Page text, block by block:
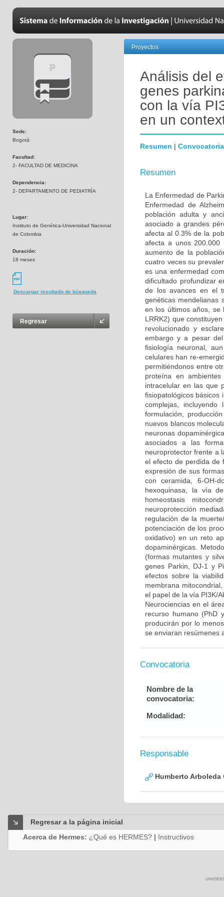
Sede:
Bogotá
Facultad:
2- FACULTAD DE MEDICINA
Dependencia:
2- DEPARTAMENTO DE PEDIATRÍA
Lugar:
Instituto de Genética-Universidad Nacional
de Colombia
Duración:
18 meses
Descargar resultado de búsqueda
Regresar
Proyectos
Análisis del
genes
con la vía
en un
Resumen | Convocatoria
Resumen
La Enfermedad de
Enfermedad de
población adulta y
asociado a grandes
afecta al 0.3% de la
afecta a unos 200.000
aumento de la
cuatro veces su
es una enfermedad
dificultado profundizar
de los avances en el
genéticas mendelianas
en los últimos años, se
LRRK2) que
revolucionado y
embargo y a pesar
fisiología neuronal,
celulares han re-
permitiéndonos entre
proteína en
intracelular en las que
fisiopatológicos básicos
complejas,
formulación,
nuevos blancos
neuronas
asociados a las
neuroprotector frente a
el efecto de perdida de
expresión de sus
con ceramida, 6-OH-
hexoquinasa, la vía
homeostasis
neuroprotección
regulación de la
potenciación de los
oxidativo) en un reto
dopaminérgicas.
(formas mutantes y
genes Parkin, DJ-1 y
efectos sobre la
membrana
el papel de la vía PI3K/
Neurociencias en el
recurso humano (PhD
producirán por lo
se enviaran resúmenes
Convocatoria
Nombre de la
convocatoria:
Modalidad:
Responsable
Humberto Arboleda
Regresar a la página inicial
Acerca de Hermes: ¿Qué es HERMES? | Instructivos